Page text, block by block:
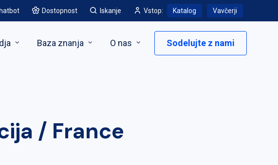
Dostopnost Iskanje Vstop: Katalog Vavčerji
Baza znanja O nas Sodelujte z nami
/ France